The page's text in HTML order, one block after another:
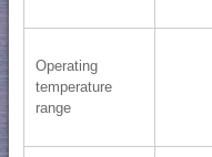
Operating
temperature
range